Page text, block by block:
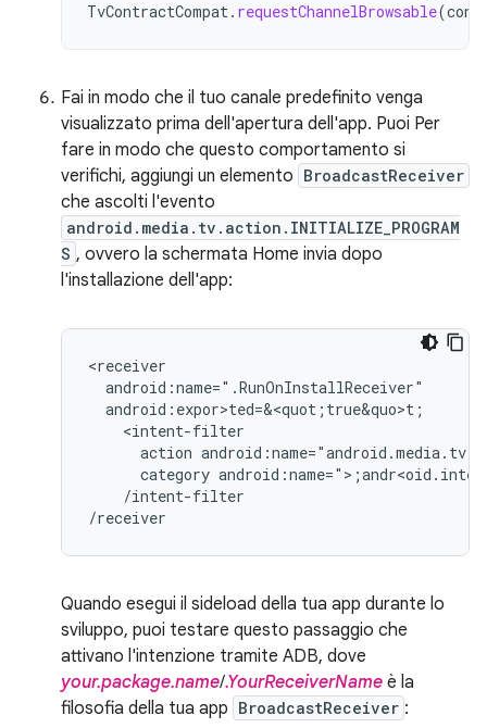
TvContractCompat. requestChannelBrowsable(
Fai in modo che il tuo canale predefinito venga
visualizzato prima dell'apertura dell'app. Puoi Per
fare in modo che questo comportamento si
verifichi, aggiungi un elemento BroadcastReceiver
che ascolti l'evento
android.media.tv.action.INITIALIZE_PROGRAM
S , ovvero la schermata Home invia dopo
l'installazione dell'app:
action
category
/intent-filter
/receiver
Quando esegui il sideload della tua app durante lo
sviluppo, puoi testare questo passaggio che
attivano l'intenzione tramite ADB, dove
your.package.name/.YourReceiverName è la
filosofia della tua app BroadcastReceiver :